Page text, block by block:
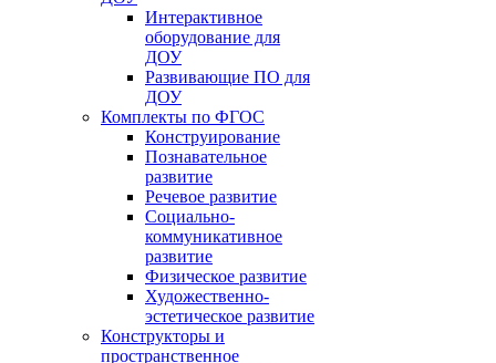
Интерактивное
оборудование для
ДОУ
Развивающие ПО для
ДОУ
Комплекты по ФГОС
Конструирование
Познавательное
развитие
Речевое развитие
Социально-
коммуникативное
развитие
Физическое развитие
Художественно-
эстетическое развитие
Конструкторы и
пространственное